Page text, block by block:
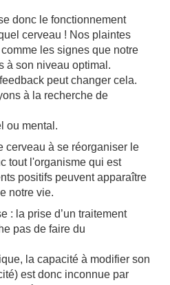
donc le fonctionnement
cerveau ! Nos plaintes
les signes que notre
à son niveau optimal.
peut changer cela.
à la recherche de
ou mental.
cerveau à se réorganiser le
tout l'organisme qui est
positifs peuvent apparaître
notre vie.
: la prise d’un traitement
pas de faire du
la capacité à modifier son
est donc inconnue par